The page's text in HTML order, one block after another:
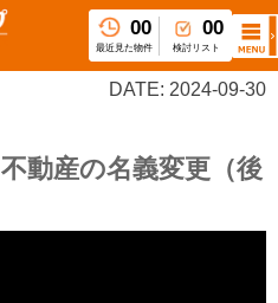
00
最近見た物件
00
検討リスト
DATE: 2024-09-30
動産の名義変更（後